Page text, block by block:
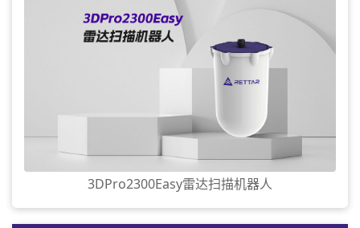
3DPro2300Easy雷达扫描机器人